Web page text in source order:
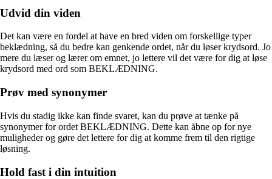
Udvid din viden
Det kan være en fordel at have en bred viden om forskellige typer
beklædning, så du bedre kan genkende ordet, når du løser krydsord. Jo
mere du læser og lærer om emnet, jo lettere vil det være for dig at løse
krydsord med ord som BEKLÆDNING.
Prøv med synonymer
Hvis du stadig ikke kan finde svaret, kan du prøve at tænke på
synonymer for ordet BEKLÆDNING. Dette kan åbne op for nye
muligheder og gøre det lettere for dig at komme frem til den rigtige
løsning.
Hold fast i din intuition